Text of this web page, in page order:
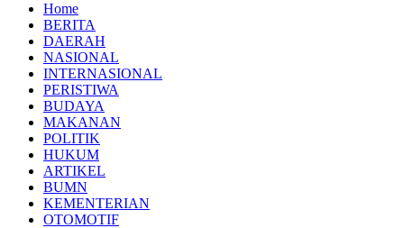
Home
BERITA
DAERAH
NASIONAL
INTERNASIONAL
PERISTIWA
BUDAYA
MAKANAN
POLITIK
HUKUM
ARTIKEL
BUMN
KEMENTERIAN
OTOMOTIF